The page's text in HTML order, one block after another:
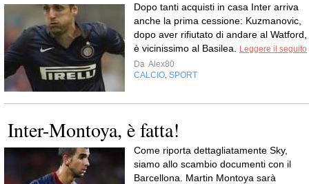
Dopo tanti acquisti in casa Inter arriva
anche la prima cessione: Kuzmanovic,
dopo aver rifiutato di andare al Watford,
è vicinissimo al Basilea.
Leggere il seguito
Da Alex80
CALCIO SPORT
Inter-Montoya, è fatta!
Come riporta dettagliatamente Sky,
siamo allo scambio documenti con il
Barcellona. Martin Montoya sarà